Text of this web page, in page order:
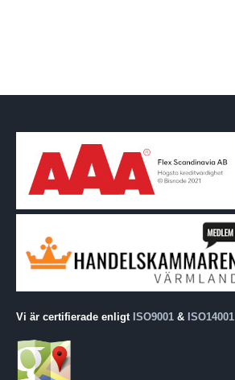
Vi är certifierade enligt ISO9001 & ISO14001